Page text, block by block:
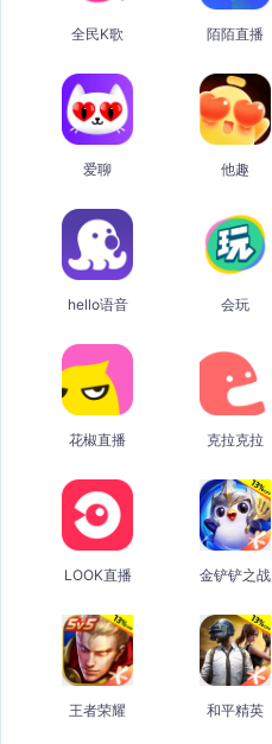
全民K歌 陌陌直播
爱聊 他趣
hello语音 会玩
花椒直播 克拉克拉
LOOK直播 金铲铲之战
王者荣耀 和平精英